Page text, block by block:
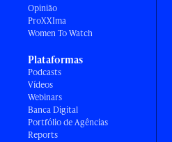
Opinião
ProXXIma
Women To Watch
Plataformas
Podcasts
Vídeos
Webinars
Banca Digital
Portfólio de Agências
Reports